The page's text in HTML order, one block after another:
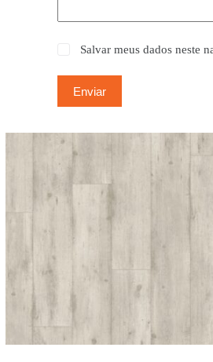
Salvar meus dados neste
Enviar